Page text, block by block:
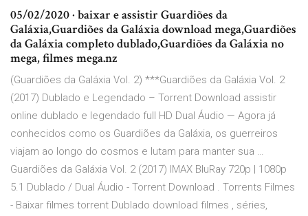
05/02/2020 · baixar e assistir Guardiões da
Galáxia,Guardiões da Galáxia download mega,Guardiões
da Galáxia completo dublado,Guardiões da Galáxia no
mega, filmes mega.nz
(Guardiões da Galáxia Vol. 2) ***Guardiões da Galáxia Vol. 2
(2017) Dublado e Legendado – Torrent Download assistir
online dublado e legendado full HD Dual Áudio — Agora já
conhecidos como os Guardiões da Galáxia, os guerreiros
viajam ao longo do cosmos e lutam para manter sua …
Guardiões da Galáxia Vol. 2 (2017) IMAX BluRay 720p | 1080p
5.1 Dublado / Dual Áudio - Torrent Download . Torrents Filmes
- Baixar filmes torrent Dublado download filmes , séries,